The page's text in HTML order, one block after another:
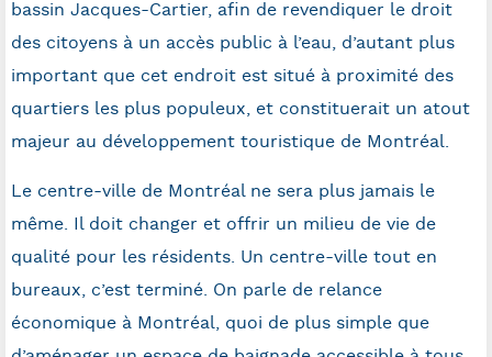
bassin Jacques-Cartier, afin de revendiquer le droit
des citoyens à un accès public à l’eau, d’autant plus
important que cet endroit est situé à proximité des
quartiers les plus populeux, et constituerait un atout
majeur au développement touristique de Montréal.
Le centre-ville de Montréal ne sera plus jamais le
même. Il doit changer et offrir un milieu de vie de
qualité pour les résidents. Un centre-ville tout en
bureaux, c’est terminé. On parle de relance
économique à Montréal, quoi de plus simple que